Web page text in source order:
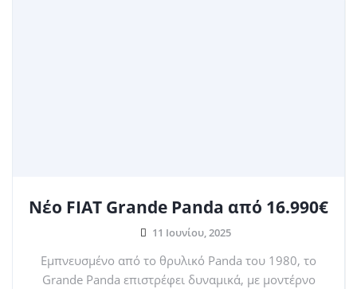
Νέο FIAT Grande Panda από 16.990€
11 Ιουνίου, 2025
Εμπνευσμένο από το θρυλικό Panda του 1980, το
Grande Panda επιστρέφει δυναμικά, με μοντέρνο